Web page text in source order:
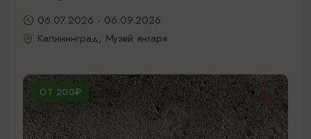
06.07.2026 - 06.09.2026
Калининград, Музей янтаря
ОТ 200₽